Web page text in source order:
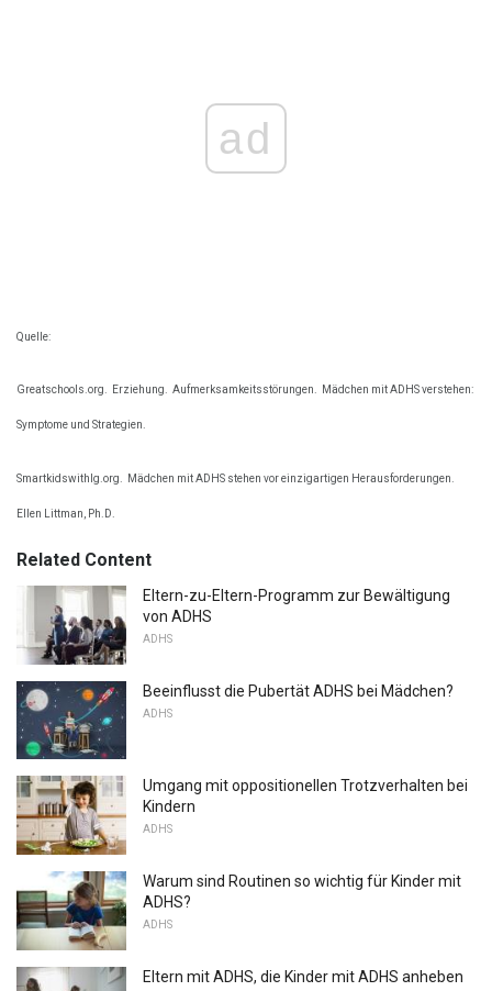
ad
Quelle:
Greatschools.org. Erziehung. Aufmerksamkeitsstörungen. Mädchen mit ADHS verstehen:
Symptome und Strategien.
Smartkidswithlg.org. Mädchen mit ADHS stehen vor einzigartigen Herausforderungen.
Ellen Littman, Ph.D.
Related Content
Eltern-zu-Eltern-Programm zur Bewältigung
von ADHS
ADHS
Beeinflusst die Pubertät ADHS bei Mädchen?
ADHS
Umgang mit oppositionellen Trotzverhalten bei
Kindern
ADHS
Warum sind Routinen so wichtig für Kinder mit
ADHS?
ADHS
Eltern mit ADHS, die Kinder mit ADHS anheben